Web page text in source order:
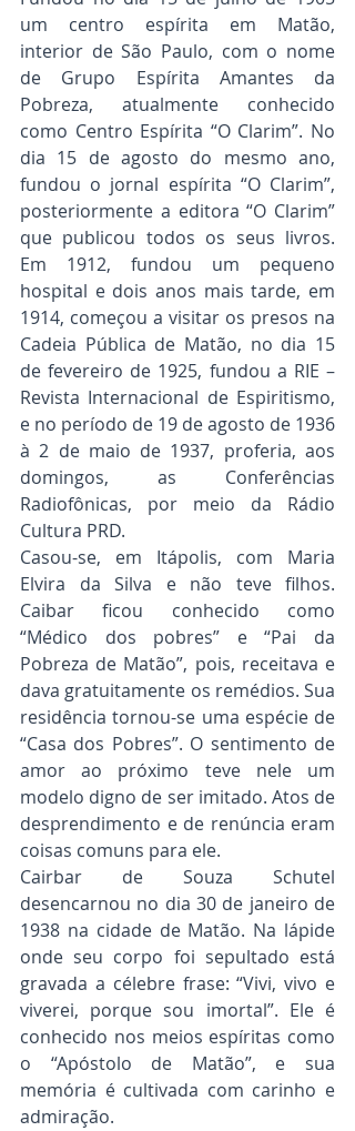
um centro espírita em Matão,
interior de São Paulo, com o nome
de Grupo Espírita Amantes da
Pobreza, atualmente conhecido
como Centro Espírita “O Clarim”. No
dia 15 de agosto do mesmo ano,
fundou o jornal espírita “O Clarim”,
posteriormente a editora “O Clarim”
que publicou todos os seus livros.
Em 1912, fundou um pequeno
hospital e dois anos mais tarde, em
1914, começou a visitar os presos na
Cadeia Pública de Matão, no dia 15
de fevereiro de 1925, fundou a RIE –
Revista Internacional de Espiritismo,
e no período de 19 de agosto de 1936
à 2 de maio de 1937, proferia, aos
domingos, as Conferências
Radiofônicas, por meio da Rádio
Cultura PRD.
Casou-se, em Itápolis, com Maria
Elvira da Silva e não teve filhos.
Caibar ficou conhecido como
“Médico dos pobres” e “Pai da
Pobreza de Matão”, pois, receitava e
dava gratuitamente os remédios. Sua
residência tornou-se uma espécie de
“Casa dos Pobres”. O sentimento de
amor ao próximo teve nele um
modelo digno de ser imitado. Atos de
desprendimento e de renúncia eram
coisas comuns para ele.
Cairbar de Souza Schutel
desencarnou no dia 30 de janeiro de
1938 na cidade de Matão. Na lápide
onde seu corpo foi sepultado está
gravada a célebre frase: “Vivi, vivo e
viverei, porque sou imortal”. Ele é
conhecido nos meios espíritas como
o “Apóstolo de Matão”, e sua
memória é cultivada com carinho e
admiração.